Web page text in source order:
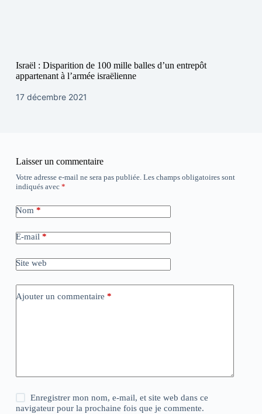
Israël : Disparition de 100 mille balles d’un entrepôt
appartenant à l’armée israëlienne
17 décembre 2021
Laisser un commentaire
Votre adresse e-mail ne sera pas publiée. Les champs obligatoires sont
indiqués avec *
Nom *
E-mail *
Site web
Ajouter un commentaire *
Enregistrer mon nom, e-mail, et site web dans ce
navigateur pour la prochaine fois que je commente.